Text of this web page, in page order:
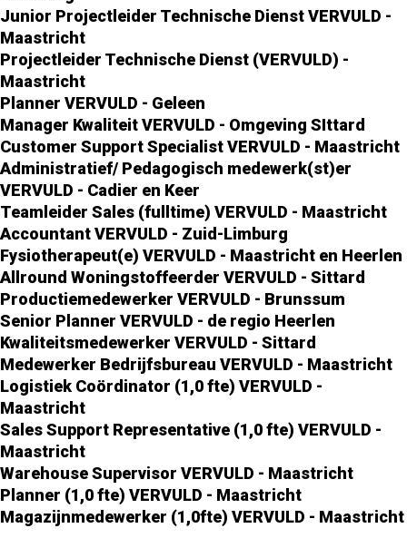
Junior Projectleider Technische Dienst VERVULD -
Maastricht
Projectleider Technische Dienst (VERVULD) -
Maastricht
Planner VERVULD - Geleen
Manager Kwaliteit VERVULD - Omgeving SIttard
Customer Support Specialist VERVULD - Maastricht
Administratief/ Pedagogisch medewerk(st)er
VERVULD - Cadier en Keer
Teamleider Sales (fulltime) VERVULD - Maastricht
Accountant VERVULD - Zuid-Limburg
Fysiotherapeut(e) VERVULD - Maastricht en Heerlen
Allround Woningstoffeerder VERVULD - Sittard
Productiemedewerker VERVULD - Brunssum
Senior Planner VERVULD - de regio Heerlen
Kwaliteitsmedewerker VERVULD - Sittard
Medewerker Bedrijfsbureau VERVULD - Maastricht
Logistiek Coördinator (1,0 fte) VERVULD -
Maastricht
Sales Support Representative (1,0 fte) VERVULD -
Maastricht
Warehouse Supervisor VERVULD - Maastricht
Planner (1,0 fte) VERVULD - Maastricht
Magazijnmedewerker (1,0fte) VERVULD - Maastricht